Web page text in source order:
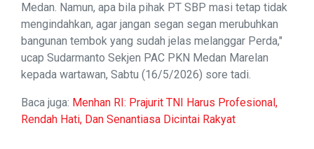
Medan. Namun, apa bila pihak PT SBP masi tetap tidak
mengindahkan, agar jangan segan segan merubuhkan
bangunan tembok yang sudah jelas melanggar Perda,"
ucap Sudarmanto Sekjen PAC PKN Medan Marelan
kepada wartawan, Sabtu (16/5/2026) sore tadi.
Baca juga: Menhan RI: Prajurit TNI Harus Profesional,
Rendah Hati, Dan Senantiasa Dicintai Rakyat